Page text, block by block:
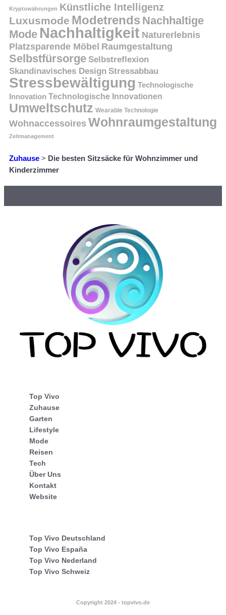
Kryptowährungen Künstliche Intelligenz
Luxusmode Modetrends Nachhaltige
Mode Nachhaltigkeit Naturerlebnis
Platzsparende Möbel Raumgestaltung
Selbstfürsorge Selbstreflexion
Skandinavisches Design Stressabbau
Stressbewältigung Technologische
Innovation Technologische Innovationen
Umweltschutz Wearable Technologie
Wohnaccessoires Wohnraumgestaltung
Zeitmanagement
Zuhause > Die besten Sitzsäcke für Wohnzimmer und
Kinderzimmer
Top Vivo
Zuhause
Garten
Lifestyle
Mode
Reisen
Tech
Über Uns
Kontakt
Website
Top Vivo Deutschland
Top Vivo España
Top Vivo Nederland
Top Vivo Schweiz
Copyright 2024 - topvivo.de